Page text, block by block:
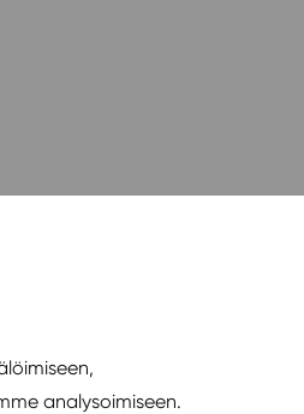
analysoimiseen.